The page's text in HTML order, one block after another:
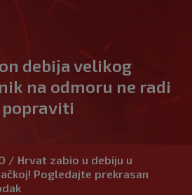
debija velikog
na odmoru ne radi
popraviti
/ Hrvat zabio u debiju u
Pogledajte prekrasan